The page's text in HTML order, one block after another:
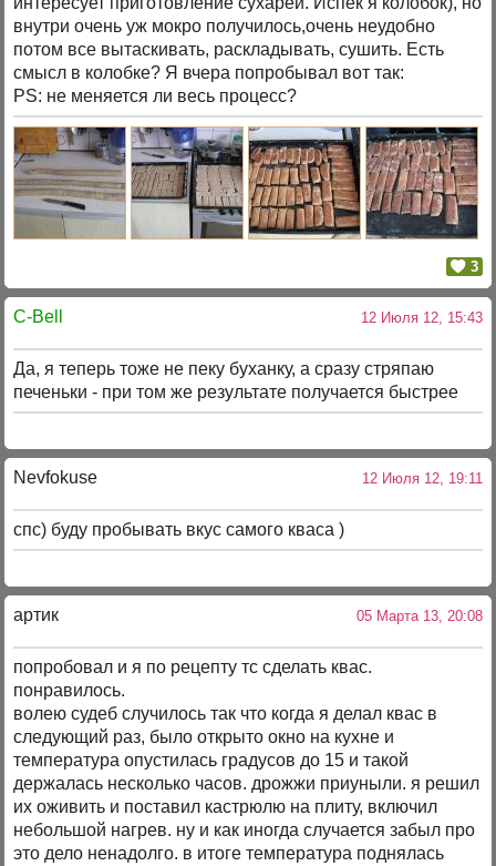
внутри очень уж мокро получилось,очень неудобно
потом все вытаскивать, раскладывать, сушить. Есть
смысл в колобке? Я вчера попробывал вот так:
PS: не меняется ли весь процесс?
3
C-Bell 12 Июля 12, 15:43
Да, я теперь тоже не пеку буханку, а сразу стряпаю
печеньки - при том же результате получается быстрее
Nevfokuse 12 Июля 12, 19:11
спс) буду пробывать вкус самого кваса )
артик 05 Марта 13, 20:08
попробовал и я по рецепту тс сделать квас.
понравилось.
волею судеб случилось так что когда я делал квас в
следующий раз, было открыто окно на кухне и
температура опустилась градусов до 15 и такой
держалась несколько часов. дрожжи приуныли. я решил
их оживить и поставил кастрюлю на плиту, включил
небольшой нагрев. ну и как иногда случается забыл про
это дело ненадолго. в итоге температура поднялась